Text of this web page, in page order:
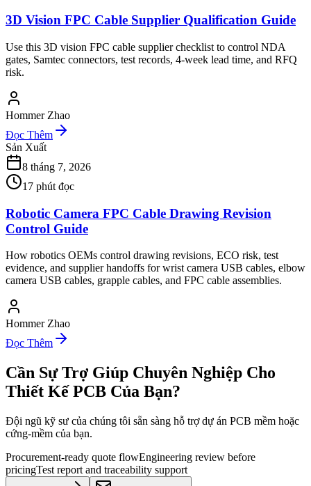
3D Vision FPC Cable Supplier Qualification Guide
Use this 3D vision FPC cable supplier checklist to control NDA
gates, Samtec connectors, test records, 4-week lead time, and RFQ
risk.
Hommer Zhao
Đọc Thêm
Sản Xuất
8 tháng 7, 2026
17 phút đọc
Robotic Camera FPC Cable Drawing Revision
Control Guide
How robotics OEMs control drawing revisions, ECO risk, test
evidence, and supplier handoffs for wrist camera USB cables, elbow
camera USB cables, grapple cables, and FPC cable assemblies.
Hommer Zhao
Đọc Thêm
Cần Sự Trợ Giúp Chuyên Nghiệp Cho
Thiết Kế PCB Của Bạn?
Đội ngũ kỹ sư của chúng tôi sẵn sàng hỗ trợ dự án PCB mềm hoặc
cứng-mềm của bạn.
Procurement-ready quote flowEngineering review before
pricingTest report and traceability support